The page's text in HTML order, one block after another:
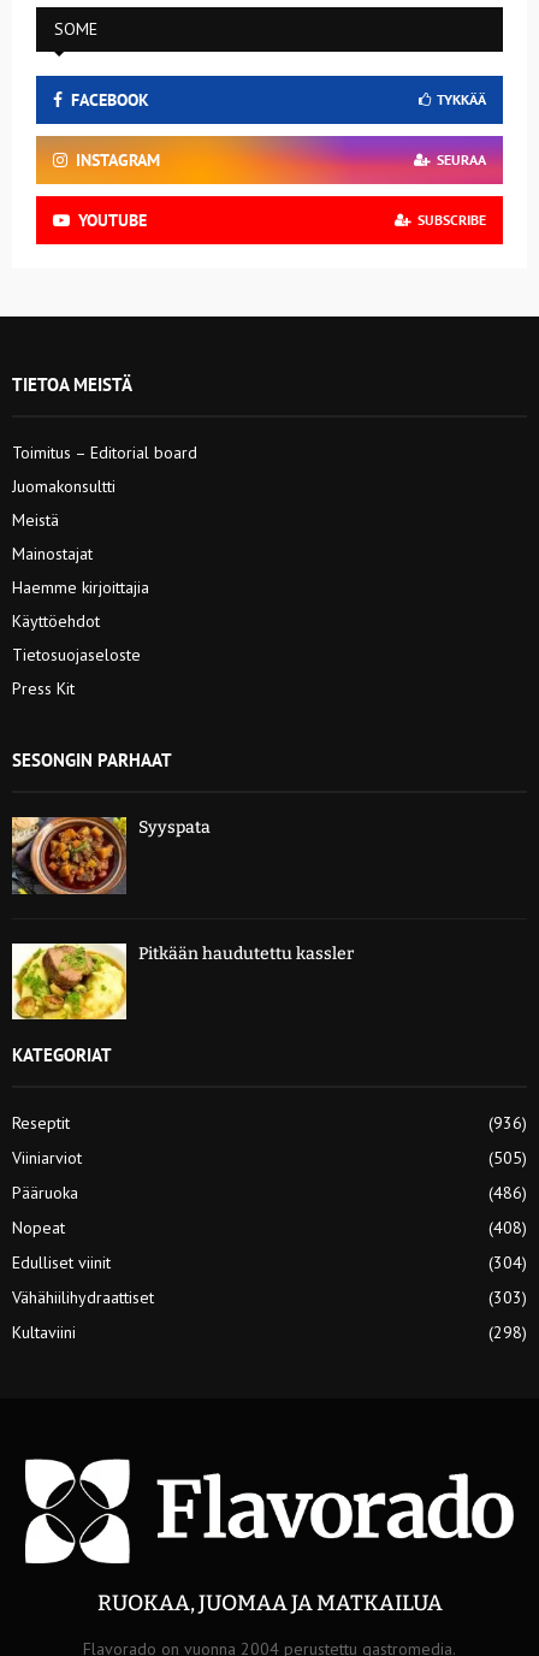
SOME
FACEBOOK TYKKÄÄ
INSTAGRAM SEURAA
YOUTUBE SUBSCRIBE
TIETOA MEISTÄ
Toimitus – Editorial board
Juomakonsultti
Meistä
Mainostajat
Haemme kirjoittajia
Käyttöehdot
Tietosuojaseloste
Press Kit
SESONGIN PARHAAT
Syyspata
Pitkään haudutettu kassler
KATEGORIAT
Reseptit
(936)
Viiniarviot
(505)
Pääruoka
(486)
Nopeat
(408)
Edulliset viinit
(304)
Vähähiilihydraattiset
(303)
Kultaviini
(298)
RUOKAA, JUOMAA JA MATKAILUA
Flavorado on vuonna 2004 perustettu gastromedia.